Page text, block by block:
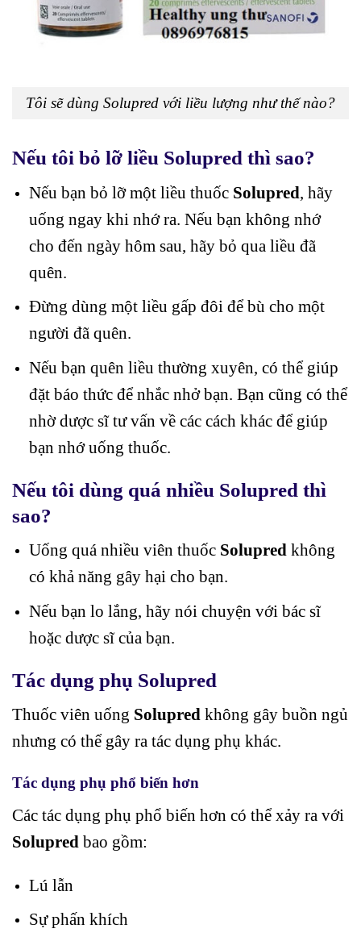
Tôi sẽ dùng Solupred với liều lượng như thế nào?
Nếu tôi bỏ lỡ liều Solupred thì sao?
Nếu bạn bỏ lỡ một liều thuốc Solupred, hãy
uống ngay khi nhớ ra. Nếu bạn không nhớ
cho đến ngày hôm sau, hãy bỏ qua liều đã
quên.
Đừng dùng một liều gấp đôi để bù cho một
người đã quên.
Nếu bạn quên liều thường xuyên, có thể giúp
đặt báo thức để nhắc nhở bạn. Bạn cũng có thể
nhờ dược sĩ tư vấn về các cách khác để giúp
bạn nhớ uống thuốc.
Nếu tôi dùng quá nhiều Solupred thì
sao?
Uống quá nhiều viên thuốc Solupred không
có khả năng gây hại cho bạn.
Nếu bạn lo lắng, hãy nói chuyện với bác sĩ
hoặc dược sĩ của bạn.
Tác dụng phụ Solupred
Thuốc viên uống Solupred không gây buồn ngủ
nhưng có thể gây ra tác dụng phụ khác.
Tác dụng phụ phổ biến hơn
Các tác dụng phụ phổ biến hơn có thể xảy ra với
Solupred bao gồm:
Lú lẫn
Sự phấn khích